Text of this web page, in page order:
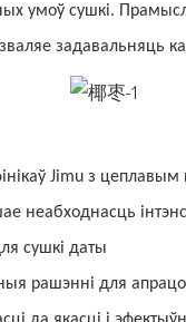
умоў сушкі.
задавальняць
Jimu з
неабходнасць
сушкі даты
рашэнні для